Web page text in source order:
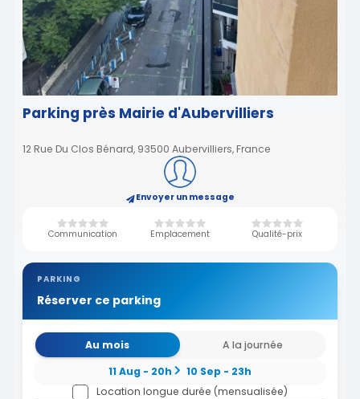
Parking près Mairie d'Aubervilliers
12 Rue Du Clos Bénard, 93500 Aubervilliers, France
Envoyer un message
Communication Emplacement Qualité-prix
PARKING
Réserver ce parking
Au mois
A la journée
11 Aug - 20h
10 Sep - 23h
Location longue durée (mensualisée)